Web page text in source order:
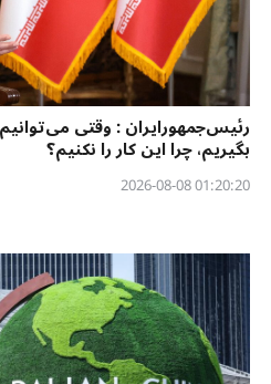
رئیس‌جمهورایران : وقتی
بگیریم، چرا این کار را نکنیم؟
01:20:20 2026-08-08